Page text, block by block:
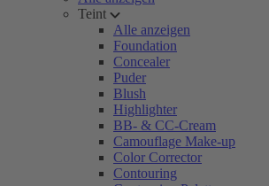
Teint
Alle anzeigen
Foundation
Concealer
Puder
Blush
Highlighter
BB- & CC-Cream
Camouflage Make-up
Color Corrector
Contouring